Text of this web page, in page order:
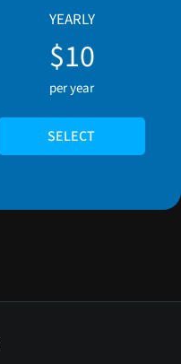
YEARLY
$10
per year
SELECT